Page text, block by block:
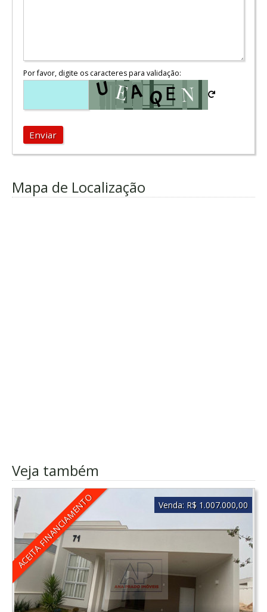
Por favor, digite os caracteres para validação:
Enviar
Mapa de Localização
Veja também
ACEITA FINANCIAMENTO Venda: R$ 1.007.000,00